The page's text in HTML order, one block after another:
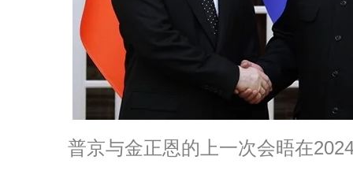
普京与金正恩的上一次会晤在